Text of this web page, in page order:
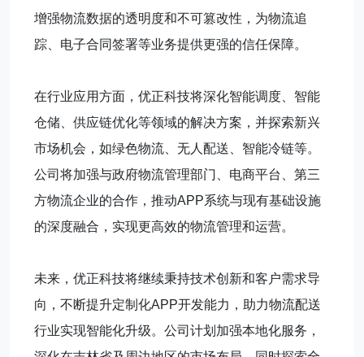
增强物流数据的透明度和不可篡改性，为物流追
踪、电子合同签署等业务提供更强的信任保障。
在行业应用方面，优正科技将深化智能调度、智能
仓储、供应链优化等领域的解决方案，并探索新兴
市场机会，如绿色物流、无人配送、智能冷链等。
公司将加强与政府物流管理部门、电商平台、第三
方物流企业的合作，推动APP系统与现有基础设施
的深度融合，实现更高效的物流管理和运营。
未来，优正科技将继续秉持技术创新和客户需求导
向，不断提升定制化APP开发能力，助力物流配送
行业实现智能化升级。公司计划加强本地化服务，